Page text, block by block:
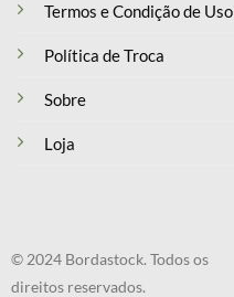
Termos e Condição de Uso
Política de Troca
Sobre
Loja
© 2024 Bordastock. Todos os
direitos reservados.